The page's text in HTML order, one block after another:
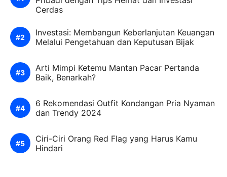
Cerdas
Investasi: Membangun Keberlanjutan Keuangan
Melalui Pengetahuan dan Keputusan Bijak
Arti Mimpi Ketemu Mantan Pacar Pertanda
Baik, Benarkah?
6 Rekomendasi Outfit Kondangan Pria Nyaman
dan Trendy 2024
Ciri-Ciri Orang Red Flag yang Harus Kamu
Hindari